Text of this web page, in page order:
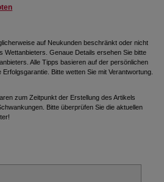
auf Neukunden beschränkt oder nicht
Wettanbieters. Genaue Details ersehen Sie bitte
Alle Tipps basieren auf der persönlichen
Bitte wetten Sie mit Verantwortung.
zum Zeitpunkt der Erstellung des Artikels
Bitte überprüfen Sie die aktuellen